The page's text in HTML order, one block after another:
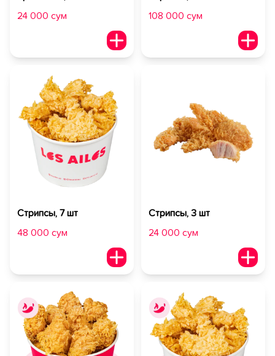
24 000 сум
108 000 сум
Стрипсы, 7 шт
48 000 сум
Стрипсы, 3 шт
24 000 сум